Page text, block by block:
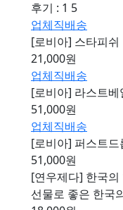
후기 : 1 5
업체직배송
[로비아] 스타피쉬
21,000원
업체직배송
[로비아] 라스트
51,000원
업체직배송
[로비아] 퍼스트
51,000원
[연우제다] 한국
선물로 좋은 한국